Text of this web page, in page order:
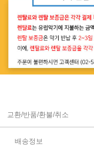
교환/반품/환불/취소
배송정보